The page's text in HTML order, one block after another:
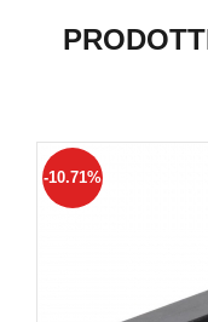
-10.71%